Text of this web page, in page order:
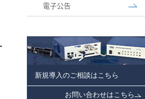
電子公告
新規導入のご相談はこちら
お問い合わせはこちら